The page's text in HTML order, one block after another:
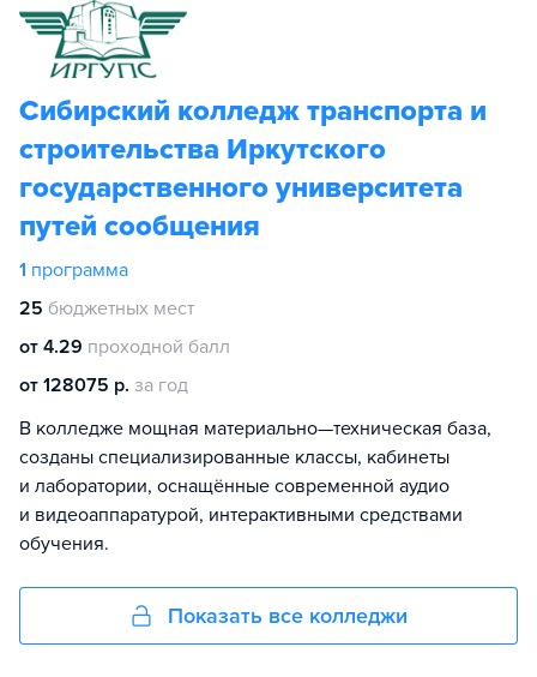
Сибирский колледж транспорта и
строительства Иркутского
государственного университета
путей сообщения
1 программа
25 бюджетных мест
от 4.29 проходной балл
от 128075 р. за год
В колледже мощная материально—техническая база,
созданы специализированные классы, кабинеты
и лаборатории, оснащённые современной аудио
и видеоаппаратурой, интерактивными средствами
обучения.
Показать все колледжи